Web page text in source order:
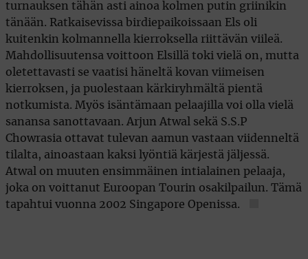
turnauksen tähän asti ainoa kolmen putin griinikin
tänään. Ratkaisevissa birdiepaikoissaan Els oli
kuitenkin kolmannella kierroksella riittävän viileä.
Mahdollisuutensa voittoon Elsillä toki vielä on, mutta
oletettavasti se vaatisi häneltä kovan viimeisen
kierroksen, ja puolestaan kärkiryhmältä pientä
notkumista. Myös isäntämaan pelaajilla voi olla vielä
sanansa sanottavaan. Arjun Atwal sekä S.S.P
Chowrasia ottavat tulevan aamun vastaan viidenneltä
tilalta, ainoastaan kaksi lyöntiä kärjestä jäljessä.
Atwal on muuten ensimmäinen intialainen pelaaja,
joka on voittanut Euroopan Tourin osakilpailun. Tämä
tapahtui vuonna 2002 Singapore Openissa.